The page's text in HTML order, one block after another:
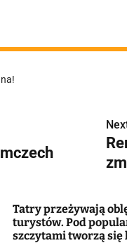
Tatry przeżywają
turystów. Pod
szczytami tworzą